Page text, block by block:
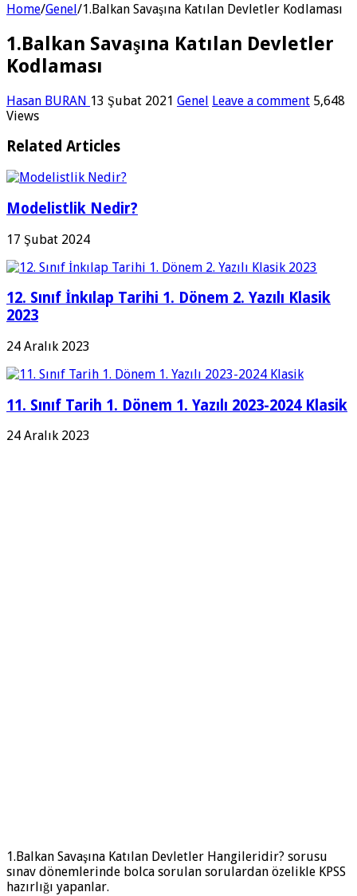
Home/Genel/1.Balkan Savaşına Katılan Devletler Kodlaması
1.Balkan Savaşına Katılan Devletler
Kodlaması
Hasan BURAN 13 Şubat 2021 Genel Leave a comment 5,648
Views
Related Articles
Modelistlik Nedir?
17 Şubat 2024
12. Sınıf İnkılap Tarihi 1. Dönem 2. Yazılı Klasik
2023
24 Aralık 2023
11. Sınıf Tarih 1. Dönem 1. Yazılı 2023-2024 Klasik
24 Aralık 2023
1.Balkan Savaşına Katılan Devletler Hangileridir? sorusu
sınav dönemlerinde bolca sorulan sorulardan özelikle KPSS
hazırlığı yapanlar.